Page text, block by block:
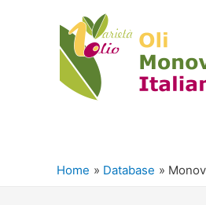
Home Database